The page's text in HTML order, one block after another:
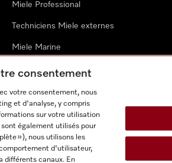
Miele Professional
Techniciens Miele externes
Miele Marine
Architectes & promoteurs
Déclaration d'accessibilité
consentement
votre consentement, nous
et d'analyse, y compris
sur votre utilisation
également utilisés pour
»), nous utilisons les
d'utilisateur,
différents canaux. En